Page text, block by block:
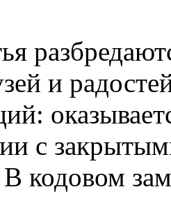
и
с
В кодовом